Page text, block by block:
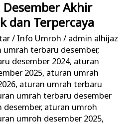
Akhir
dan Terpercaya
/ Info Umroh / admin alhijaz
umrah terbaru desember,
desember 2024, aturan
2025, aturan umrah
, aturan umrah terbaru
umrah terbaru desember
desember, aturan umroh
umroh desember 2025,